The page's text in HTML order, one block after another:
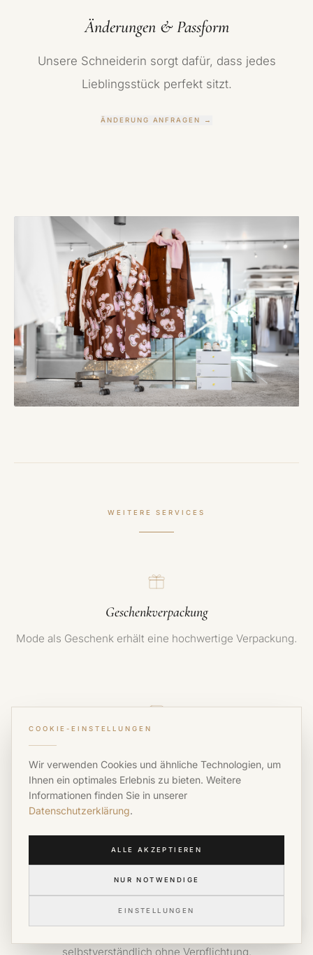
Änderungen & Passform
Unsere Schneiderin sorgt dafür, dass jedes
Lieblingsstück perfekt sitzt.
ÄNDERUNG ANFRAGEN →
WEITERE SERVICES
Geschenkverpackung
Mode als Geschenk erhält eine hochwertige Verpackung.
Direkt vor dem Modehaus stehen Parkplätze für unsere
Kundinnen bereit.
Lieblingsteil nachbestellen
selbstverständlich ohne Verpflichtung.
COOKIE-EINSTELLUNGEN
Wir verwenden Cookies und ähnliche Technologien, um
Ihnen ein optimales Erlebnis zu bieten. Weitere
Informationen finden Sie in unserer
Datenschutzerklärung.
ALLE AKZEPTIEREN
NUR NOTWENDIGE
EINSTELLUNGEN